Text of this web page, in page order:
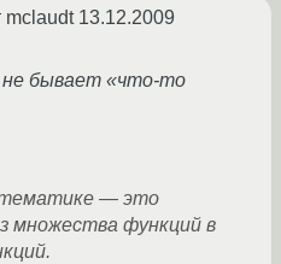
mclaudt 13.12.2009
бывает «что-то
— это
множества функций в